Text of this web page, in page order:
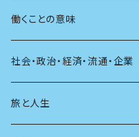
自伝・伝記
ファッション
建築
スポーツ
マガジン
その他
アニメ
海外絵本
童話
その他
その他
カウンセリング
人間関係
健康
料理
育児
日常生活
働くことの意味
仕事のヒント
社会・政治・経済・流通・企業
過去
旅と人生